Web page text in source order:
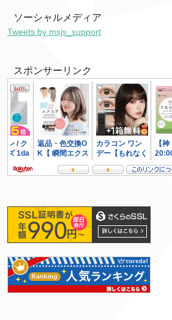
ソーシャルメディア
Tweets by msjs_support
スポンサーリンク